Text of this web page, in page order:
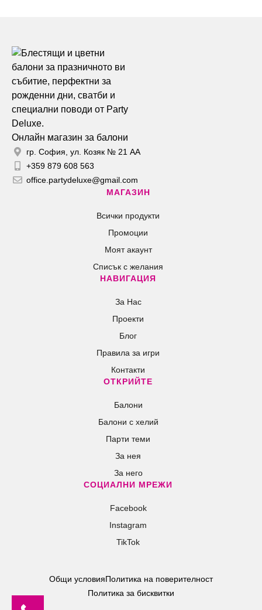
Онлайн магазин за балони
гр. София, ул. Козяк № 21 АА
+359 879 608 563
office.partydeluxe@gmail.com
МАГАЗИН
Всички продукти
Промоции
Моят акаунт
Списък с желания
НАВИГАЦИЯ
За Нас
Проекти
Блог
Правила за игри
Контакти
ОТКРИЙТЕ
Балони
Балони c хелий
Парти теми
За нея
За него
СОЦИАЛНИ МРЕЖИ
Facebook
Instagram
TikTok
Общи условияПолитика на поверителност
Политика за бисквитки